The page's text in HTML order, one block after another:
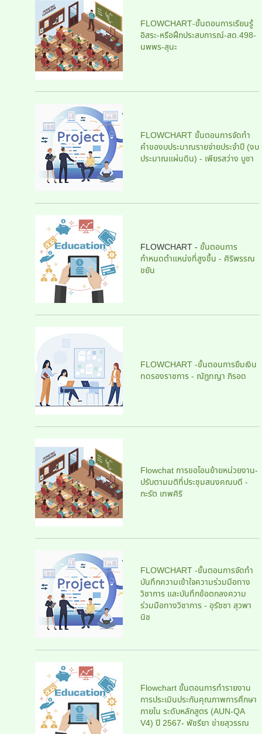
FLOWCHART-ขั้นตอนการเรียนรู้
อิสระ-หรือฝึกประสบการณ์-สด.498-
นพพร-สุนะ
FLOWCHART ขั้นตอนการจัดทำ
คำของบประมาณรายจ่ายประจำปี (งบ
ประมาณแผ่นดิน) - เพียรสว่าง บูชา
FLOWCHART - ขั้นตอนการ
กำหนดตำแหน่งที่สูงขึ้น - ศิริพรรณ
ขยัน
FLOWCHART -ขั้นตอนการยืมเงิน
ทดรองราชการ - ณัฎทญา ภิรอด
Flowchat การขอโอนย้ายหน่วยงาน-
ปรับตามมติที่ประชุมสนงคณบดี -
กะรัต เทพศิริ
FLOWCHART -ขั้นตอนการจัดทำ
บันทึกความเข้าใจความร่วมมือทาง
วิชาการ และบันทึกข้อตกลงความ
ร่วมมือทางวิชาการ - อุรัชชา สุวพา
นิช
Flowchart ขั้นตอนการทำรายงาน
การประเมินประกันคุณภาพการศึกษา
ภายใน ระดับหลักสูตร (AUN-QA
V4) ปี 2567- พัชรียา ข่ายสุวรรณ